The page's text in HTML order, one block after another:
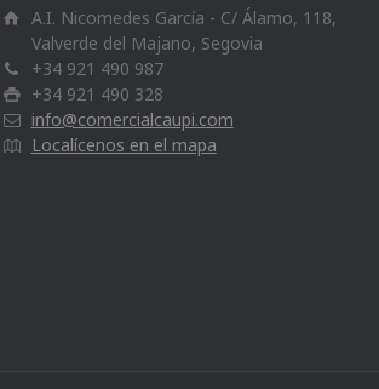
A.I. Nicomedes García - C/ Álamo, 118,
Valverde del Majano, Segovia
+34 921 490 987
+34 921 490 328
info@comercialcaupi.com
Localícenos en el mapa